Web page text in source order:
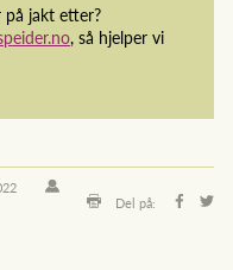
jakt etter?
, så hjelper vi
Del på: